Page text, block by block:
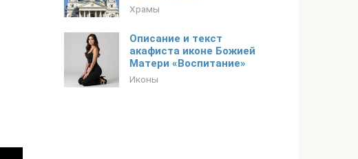
Храмы
Описание и текст
акафиста иконе Божией
Матери «Воспитание»
Иконы